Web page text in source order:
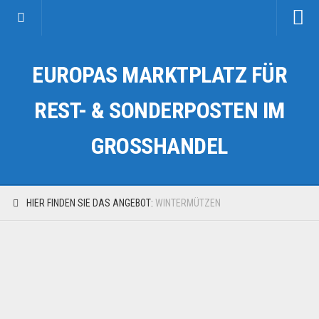
Kategorien
Auto & Motorrad
Fahrzeuge & Transport
EUROPAS MARKTPLATZ FÜR
REST- & SONDERPOSTEN IM
GROSSHANDEL
HIER FINDEN SIE DAS ANGEBOT: WINTERMÜTZEN